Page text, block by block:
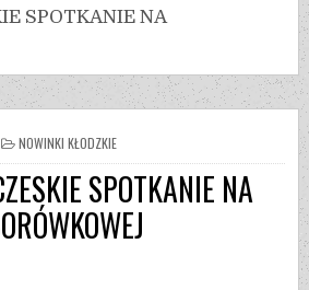
SPOTKANIE NA
NOWINKI KŁODZKIE
SPOTKANIE NA